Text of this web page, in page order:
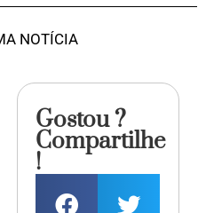
NOTÍCIA
Gostou ?
Compartilhe
!